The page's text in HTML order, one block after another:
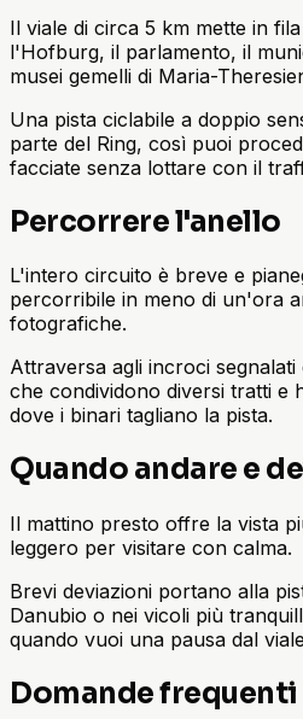
Il viale di circa 5 km mette in
l'Hofburg, il parlamento, il
musei gemelli di Maria-
Una pista ciclabile a doppio
parte del Ring, così puoi
facciate senza lottare con il
Percorrere l'anello
L'intero circuito è breve e
percorribile in meno di un'ora
fotografiche.
Attraversa agli incroci
che condividono diversi tratti e
dove i binari tagliano la pista.
Quando andare e
Il mattino presto offre la vista
leggero per visitare con calma.
Brevi deviazioni portano alla
Danubio o nei vicoli più
quando vuoi una pausa dal
Domande frequenti